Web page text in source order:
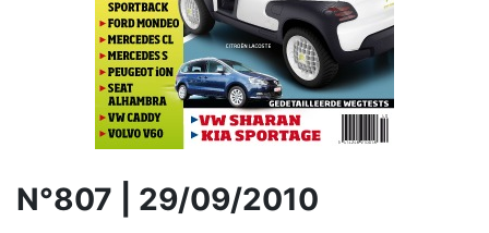
N°807 | 29/09/2010